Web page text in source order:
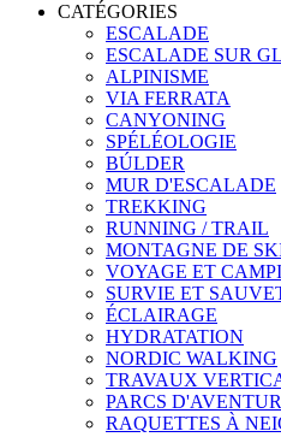
CATÉGORIES
ESCALADE
ESCALADE SUR
ALPINISME
VIA FERRATA
CANYONING
SPÉLÉOLOGIE
BÚLDER
MUR D'ESCALADE
TREKKING
RUNNING / TRAIL
MONTAGNE DE
VOYAGE ET
SURVIE ET
ÉCLAIRAGE
HYDRATATION
NORDIC WALKING
TRAVAUX
PARCS
RAQUETTES À